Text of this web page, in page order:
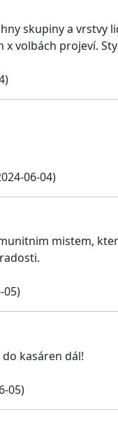
skupiny a vrstvy
x volbách projeví.
06-04)
mistem,
05)
kasáren dál!
05)